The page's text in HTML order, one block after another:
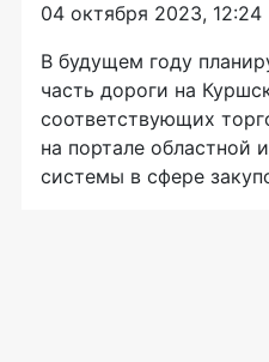
04 октября 2023, 12:24
В будущем году
часть дороги на
соответствующих
на портале областной
системы в сфере